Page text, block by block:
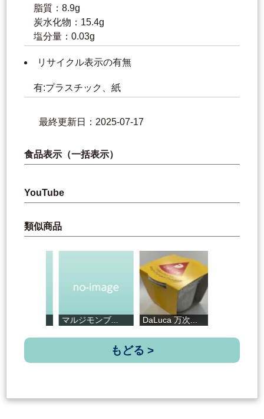
脂質：8.9g
炭水化物：15.4g
塩分量：0.03g
リサイクル表示の有無
有:プラスチック、紙
最終更新日：2025-07-17
食品表示（一括表示）
YouTube
類似商品
マルジモンブ... DaLuca 万次... はちみつロー...
もどる >